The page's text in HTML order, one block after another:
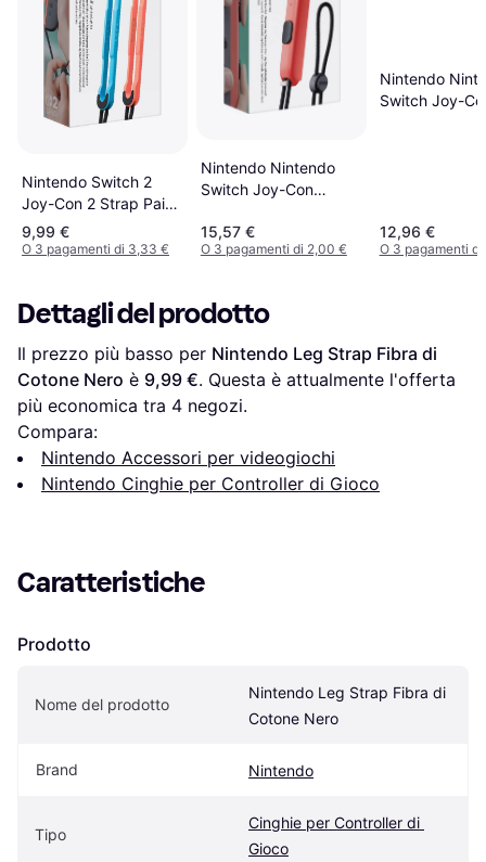
Nintendo Switch 2
Joy-Con 2 Strap Pair -
Light Blue/Light Red
9,99 €
O 3 pagamenti di 3,33 €
Nintendo Nintendo
Switch Joy-Con
Neon Red
15,57 €
O 3 pagamenti di 2,00 €
Nintendo
Switch Joy-
12,96 €
O 3 pagamenti
Dettagli del prodotto
Il prezzo più basso per Nintendo Leg Strap Fibra di
Cotone Nero è 9,99 €. Questa è attualmente l'offerta
più economica tra 4 negozi.
Compara:
Nintendo Accessori per videogiochi
Nintendo Cinghie per Controller di Gioco
Caratteristiche
Prodotto
Nome del prodotto
Nintendo Leg Strap Fibra di
Cotone Nero
Brand Nintendo
Tipo
Cinghie per Controller di
Gioco